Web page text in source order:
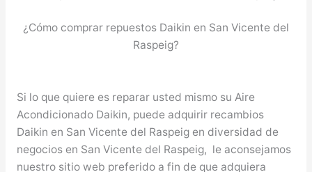
¿Cómo comprar repuestos Daikin en San Vicente del
Raspeig?
Si lo que quiere es reparar usted mismo su Aire
Acondicionado Daikin, puede adquirir recambios
Daikin en San Vicente del Raspeig en diversidad de
negocios en San Vicente del Raspeig, le aconsejamos
nuestro sitio web preferido a fin de que adquiera